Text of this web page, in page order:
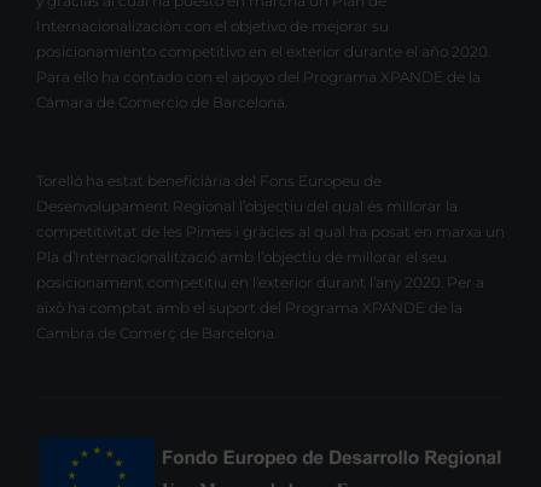
Internacionalización con el objetivo de mejorar su
posicionamiento competitivo en el exterior durante el año 2020.
Para ello ha contado con el apoyo del Programa XPANDE de la
Cámara de Comercio de Barcelona.
Torelló ha estat beneficiària del Fons Europeu de
Desenvolupament Regional l’objectiu del qual és millorar la
competitivitat de les Pimes i gràcies al qual ha posat en marxa un
Pla d’Internacionalització amb l’objectiu de millorar el seu
posicionament competitiu en l’exterior durant l’any 2020. Per a
això ha comptat amb el suport del Programa XPANDE de la
Cambra de Comerç de Barcelona.